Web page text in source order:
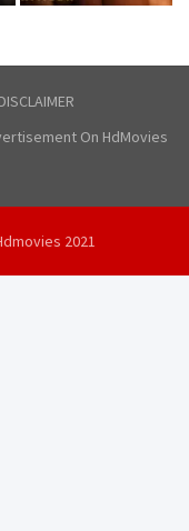
DISCLAIMER
On HdMovies
2021